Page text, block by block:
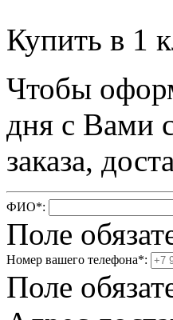
Купить в 1
Чтобы
дня с Вами
заказа,
ФИО*:
Поле
Номер вашего телефона*:
Поле